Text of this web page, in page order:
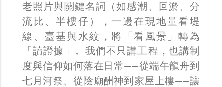
老照片與關鍵名詞（如感潮、回淤、分
流比、半樓仔），一邊在現地量看堤
線、臺基與水紋，將「看風景」轉為
「讀證據」。我們不只講工程，也講制
度與信仰如何落在日常——從端午龍舟到
七月河祭、從陰廟酬神到家屋上樓——讓